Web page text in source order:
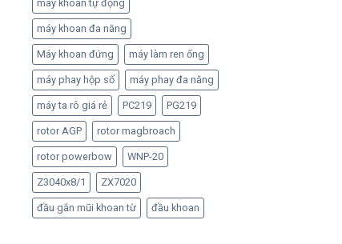
máy khoan tự động
máy khoan đa năng
Máy khoan đứng máy làm ren ống
máy phay hộp số máy phay đa năng
máy ta rô giá rẻ PC219 PG219
rotor AGP rotor magbroach
rotor powerbow WNP-20
Z3040x8/1 ZX7020
đầu gắn mũi khoan từ đầu khoan